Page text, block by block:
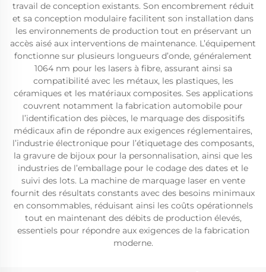
travail de conception existants. Son encombrement réduit
et sa conception modulaire facilitent son installation dans
les environnements de production tout en préservant un
accès aisé aux interventions de maintenance. L’équipement
fonctionne sur plusieurs longueurs d’onde, généralement
1064 nm pour les lasers à fibre, assurant ainsi sa
compatibilité avec les métaux, les plastiques, les
céramiques et les matériaux composites. Ses applications
couvrent notamment la fabrication automobile pour
l’identification des pièces, le marquage des dispositifs
médicaux afin de répondre aux exigences réglementaires,
l’industrie électronique pour l’étiquetage des composants,
la gravure de bijoux pour la personnalisation, ainsi que les
industries de l’emballage pour le codage des dates et le
suivi des lots. La machine de marquage laser en vente
fournit des résultats constants avec des besoins minimaux
en consommables, réduisant ainsi les coûts opérationnels
tout en maintenant des débits de production élevés,
essentiels pour répondre aux exigences de la fabrication
moderne.